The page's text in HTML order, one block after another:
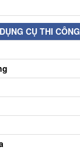
DỤNG CỤ THI CÔNG